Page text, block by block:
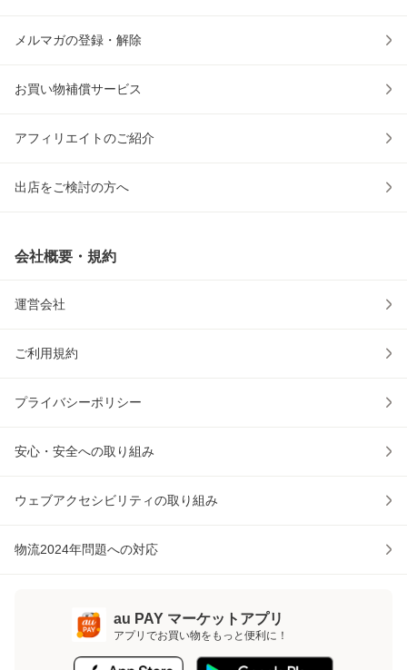
メルマガの登録・解除
お買い物補償サービス
アフィリエイトのご紹介
出店をご検討の方へ
会社概要・規約
運営会社
ご利用規約
プライバシーポリシー
安心・安全への取り組み
ウェブアクセシビリティの取り組み
物流2024年問題への対応
au PAY マーケットアプリ
アプリでお買い物をもっと便利に！